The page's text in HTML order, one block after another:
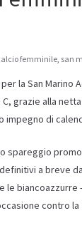
femminile, san
la San
C, grazie alla
impegno di
spareggio
a breve
contro